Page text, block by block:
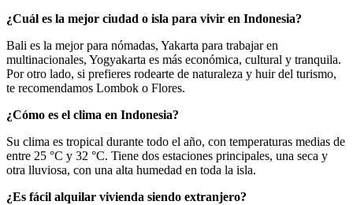
¿Cuál es la mejor ciudad o isla para vivir en Indonesia?
Bali es la mejor para nómadas, Yakarta para trabajar en
multinacionales, Yogyakarta es más económica, cultural y tranquila.
Por otro lado, si prefieres rodearte de naturaleza y huir del turismo,
te recomendamos Lombok o Flores.
¿Cómo es el clima en Indonesia?
Su clima es tropical durante todo el año, con temperaturas medias de
entre 25 °C y 32 °C. Tiene dos estaciones principales, una seca y
otra lluviosa, con una alta humedad en toda la isla.
¿Es fácil alquilar vivienda siendo extranjero?